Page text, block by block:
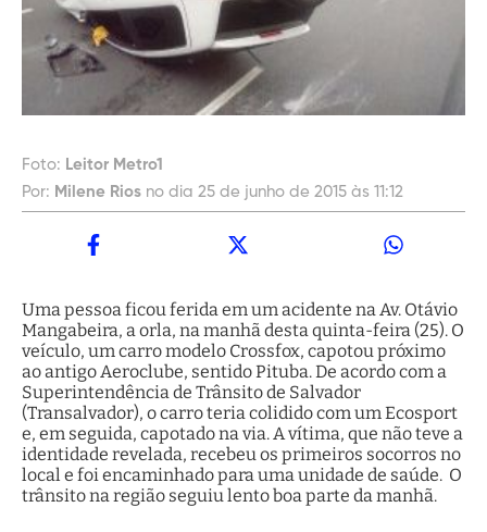
Foto: Leitor Metro1
Por: Milene Rios no dia 25 de junho de 2015 às 11:12
Uma pessoa ficou ferida em um acidente na Av. Otávio
Mangabeira, a orla, na manhã desta quinta-feira (25). O
veículo, um carro modelo Crossfox, capotou próximo
ao antigo Aeroclube, sentido Pituba. De acordo com a
Superintendência de Trânsito de Salvador
(Transalvador), o carro teria colidido com um Ecosport
e, em seguida, capotado na via. A vítima, que não teve a
identidade revelada, recebeu os primeiros socorros no
local e foi encaminhado para uma unidade de saúde. O
trânsito na região seguiu lento boa parte da manhã.